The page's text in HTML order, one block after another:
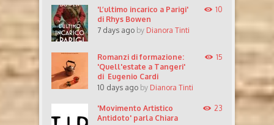
'L’ultimo incarico a Parigi'
di Rhys Bowen
7 days ago by Dianora Tinti
10
Romanzi di formazione:
'Quell'estate a Tangeri'
di Eugenio Cardi
10 days ago by Dianora Tinti
15
'Movimento Artistico
Antidoto' parla Chiara
23